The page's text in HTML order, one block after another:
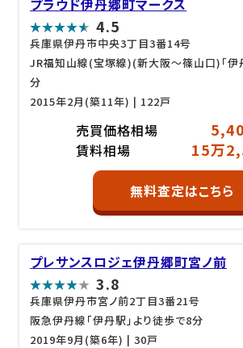
プラウド伊丹郷町マークス
4.5
兵庫県伊丹市中央3丁目3番14号
JR福知山線(宝塚線)(新大阪～篠山口)「伊
分
2015年2月(築11年) | 122戸
売買価格相場
賃料相場 15万
無料査定はこちら
プレサンスロジェ伊丹郷町宮ノ前
3.8
兵庫県伊丹市宮ノ前2丁目3番21号
阪急伊丹線「伊丹駅」より徒歩で8分
2019年9月(築6年) | 30戸